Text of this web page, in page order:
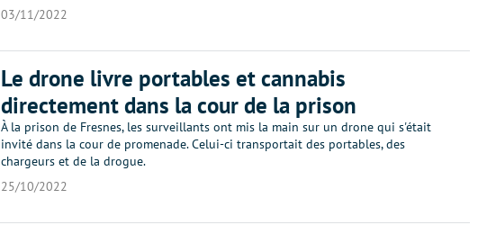
03/11/2022
Le drone livre portables et cannabis
directement dans la cour de la prison
À la prison de Fresnes, les surveillants ont mis la main sur un drone qui s'était
invité dans la cour de promenade. Celui-ci transportait des portables, des
chargeurs et de la drogue.
25/10/2022